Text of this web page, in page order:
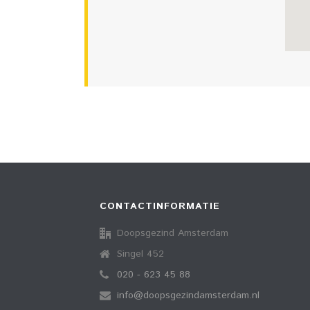
CONTACTINFORMATIE
Doopsgezind Amsterdam
Singel 452
020 - 623 45 88
info@doopsgezindamsterdam.nl